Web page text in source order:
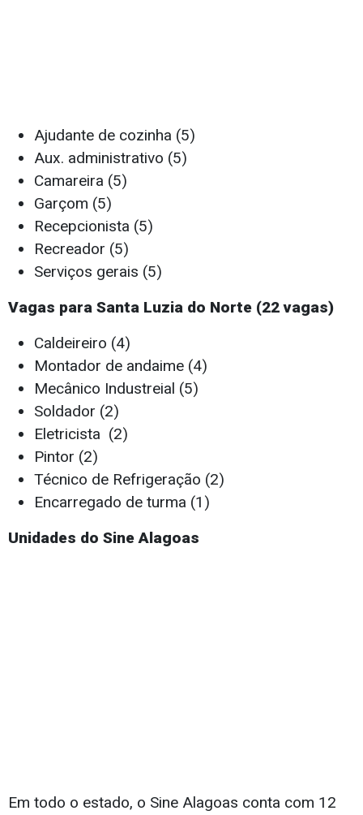
Ajudante de cozinha (5)
Aux. administrativo (5)
Camareira (5)
Garçom (5)
Recepcionista (5)
Recreador (5)
Serviços gerais (5)
Vagas para Santa Luzia do Norte (22 vagas)
Caldeireiro (4)
Montador de andaime (4)
Mecânico Industreial (5)
Soldador (2)
Eletricista (2)
Pintor (2)
Técnico de Refrigeração (2)
Encarregado de turma (1)
Unidades do Sine Alagoas
Em todo o estado, o Sine Alagoas conta com 12